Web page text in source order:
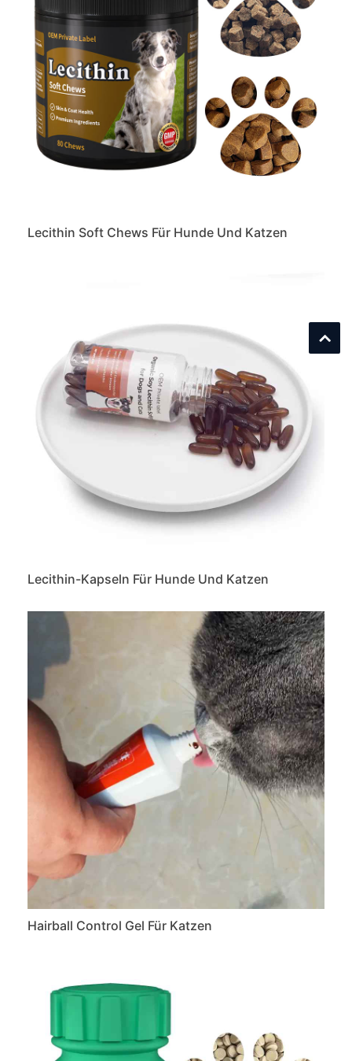
Lecithin Soft Chews Für Hunde Und Katzen
Lecithin-Kapseln Für Hunde Und Katzen
Hairball Control Gel Für Katzen